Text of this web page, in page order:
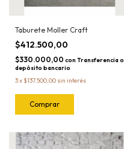
Taburete Moller Craft
$412.500,00
$330.000,00 con Transferencia o
depósito bancario
3x $137.500,00 sin interés